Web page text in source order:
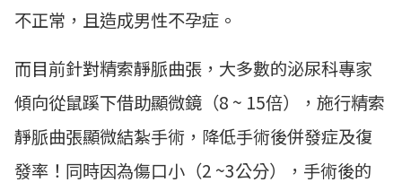
不正常，且造成男性不孕症。
而目前針對精索靜脈曲張，大多數的泌尿科專家
傾向從鼠蹊下借助顯微鏡（8 ~ 15倍），施行精索
靜脈曲張顯微結紮手術，降低手術後併發症及復
發率！同時因為傷口小（2 ~3公分），手術後的